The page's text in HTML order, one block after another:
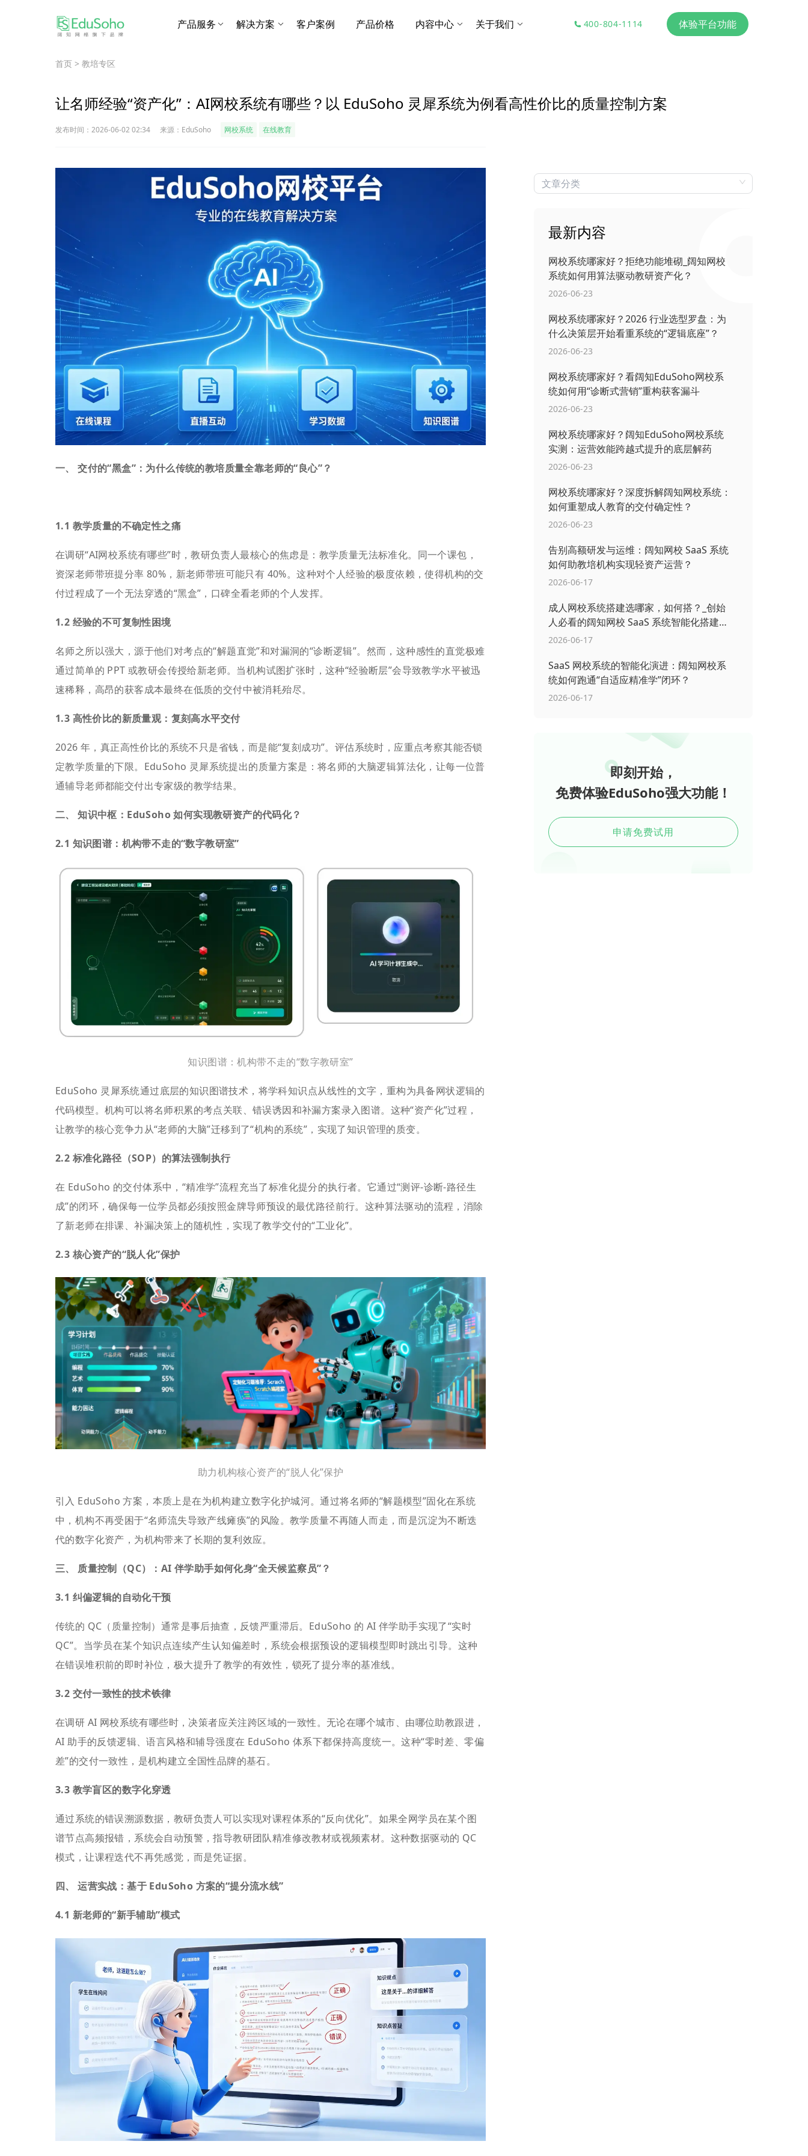
产品服务 解决方案 客户案例 产品价格 内容中心 关于我们 400-804-1114 体验平台功能
首页 > 教培专区
让名师经验“资产化”：AI网校系统有哪些？以 EduSoho 灵犀系统为例看高性价比的质量控制方案
发布时间：2026-06-02 02:34 来源：EduSoho 网校系统 在线教育
一、 交付的“黑盒”：为什么传统的教培质量全靠老师的“良心”？
1.1 教学质量的不确定性之痛
在调研“AI网校系统有哪些”时，教研负责人最核心的焦虑是：教学质量无法标准化。同一个课包，
资深老师带班提分率 80%，新老师带班可能只有 40%。这种对个人经验的极度依赖，使得机构的交
付过程成了一个无法穿透的“黑盒”，口碑全看老师的个人发挥。
1.2 经验的不可复制性困境
名师之所以强大，源于他们对考点的“解题直觉”和对漏洞的“诊断逻辑”。然而，这种感性的直觉极难
通过简单的 PPT 或教研会传授给新老师。当机构试图扩张时，这种“经验断层”会导致教学水平被迅
速稀释，高昂的获客成本最终在低质的交付中被消耗殆尽。
1.3 高性价比的新质量观：复刻高水平交付
2026 年，真正高性价比的系统不只是省钱，而是能“复刻成功”。评估系统时，应重点考察其能否锁
定教学质量的下限。EduSoho 灵犀系统提出的质量方案是：将名师的大脑逻辑算法化，让每一位普
通辅导老师都能交付出专家级的教学结果。
二、 知识中枢：EduSoho 如何实现教研资产的代码化？
2.1 知识图谱：机构带不走的“数字教研室”
知识图谱：机构带不走的“数字教研室”
EduSoho 灵犀系统通过底层的知识图谱技术，将学科知识点从线性的文字，重构为具备网状逻辑的
代码模型。机构可以将名师积累的考点关联、错误诱因和补漏方案录入图谱。这种“资产化”过程，
让教学的核心竞争力从“老师的大脑”迁移到了“机构的系统”，实现了知识管理的质变。
2.2 标准化路径（SOP）的算法强制执行
在 EduSoho 的交付体系中，“精准学”流程充当了标准化提分的执行者。它通过“测评-诊断-路径生
成”的闭环，确保每一位学员都必须按照金牌导师预设的最优路径前行。这种算法驱动的流程，消除
了新老师在排课、补漏决策上的随机性，实现了教学交付的“工业化”。
2.3 核心资产的“脱人化”保护
助力机构核心资产的“脱人化”保护
引入 EduSoho 方案，本质上是在为机构建立数字化护城河。通过将名师的“解题模型”固化在系统
中，机构不再受困于“名师流失导致产线瘫痪”的风险。教学质量不再随人而走，而是沉淀为不断迭
代的数字化资产，为机构带来了长期的复利效应。
三、 质量控制（QC）：AI 伴学助手如何化身“全天候监察员”？
3.1 纠偏逻辑的自动化干预
传统的 QC（质量控制）通常是事后抽查，反馈严重滞后。EduSoho 的 AI 伴学助手实现了“实时
QC”。当学员在某个知识点连续产生认知偏差时，系统会根据预设的逻辑模型即时跳出引导。这种
在错误堆积前的即时补位，极大提升了教学的有效性，锁死了提分率的基准线。
3.2 交付一致性的技术铁律
在调研 AI 网校系统有哪些时，决策者应关注跨区域的一致性。无论在哪个城市、由哪位助教跟进，
AI 助手的反馈逻辑、语言风格和辅导强度在 EduSoho 体系下都保持高度统一。这种“零时差、零偏
差”的交付一致性，是机构建立全国性品牌的基石。
3.3 教学盲区的数字化穿透
通过系统的错误溯源数据，教研负责人可以实现对课程体系的“反向优化”。如果全网学员在某个图
谱节点高频报错，系统会自动预警，指导教研团队精准修改教材或视频素材。这种数据驱动的 QC
模式，让课程迭代不再凭感觉，而是凭证据。
四、 运营实战：基于 EduSoho 方案的“提分流水线”
4.1 新老师的“新手辅助”模式
最新内容
网校系统哪家好？拒绝功能堆砌_阔知网校
系统如何用算法驱动教研资产化？
2026-06-23
网校系统哪家好？2026 行业选型罗盘：为
什么决策层开始看重系统的“逻辑底座”？
2026-06-23
网校系统哪家好？看阔知EduSoho网校系
统如何用“诊断式营销”重构获客漏斗
2026-06-23
网校系统哪家好？阔知EduSoho网校系统
实测：运营效能跨越式提升的底层解药
2026-06-23
网校系统哪家好？深度拆解阔知网校系统：
如何重塑成人教育的交付确定性？
2026-06-23
告别高额研发与运维：阔知网校 SaaS 系统
如何助教培机构实现轻资产运营？
2026-06-17
成人网校系统搭建选哪家，如何搭？_创始
人必看的阔知网校 SaaS 系统智能化搭建指
南
2026-06-17
SaaS 网校系统的智能化演进：阔知网校系
统如何跑通“自适应精准学”闭环？
2026-06-17
即刻开始，
免费体验EduSoho强大功能！
申请免费试用